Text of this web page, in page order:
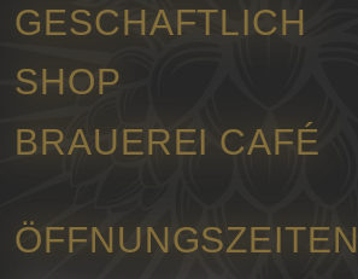
GESCHAFTLICH
SHOP
BRAUEREI CAFÉ
ÖFFNUNGSZEITEN